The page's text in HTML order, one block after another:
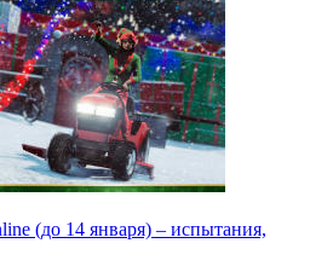
(до 14 января) – испытания,